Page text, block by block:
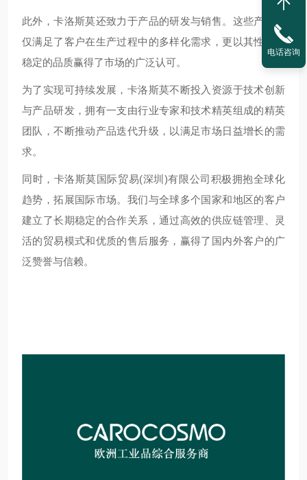
此外，卡洛斯莫还致力于产品的研发与销售。这些产品不
仅满足了客户在生产过程中的多样化需求，更以其性能和
稳定的品质赢得了市场的广泛认可。
为了实现可持续发展，卡洛斯莫不断投入资源于技术创新
与产品研发，拥有一支由行业专家和技术精英组成的精英
团队，不断推动产品迭代升级，以满足市场日益增长的需
求。
同时，卡洛斯莫国际贸易(深圳)有限公司积极拥抱全球化
趋势，拓展国际市场。我们与全球多个国家和地区的客户
建立了长期稳定的合作关系，通过高效的供应链管理、灵
活的贸易模式和优质的售后服务，赢得了国内外客户的广
泛赞誉与信赖。
电话咨询